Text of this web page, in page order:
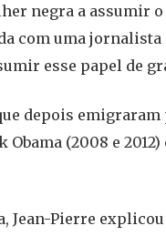
negra a assumir
com uma jornalista
esse papel de
depois emigraram
(2008 e 2012)
Jean-Pierre